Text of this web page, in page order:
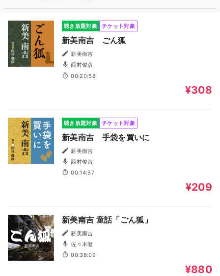
聴き放題対象 チケット対象
新美南吉 ごん狐
新美南吉
西村俊彦
00:20:58
¥308
聴き放題対象 チケット対象
新美南吉 手袋を買いに
新美南吉
西村俊彦
00:14:57
¥209
新美南吉 童話「ごん狐」
新美南吉
佐々木健
00:38:09
¥880